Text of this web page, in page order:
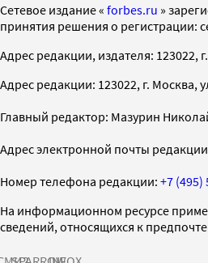
Cетевое издание « forbes.ru »
принятия решения о регистрации:
Адрес редакции, издателя: 123022,
Адрес редакции: 123022, г. Москва,
Главный редактор: Мазурин
Адрес электронной почты
Номер телефона редакции: +7 (495)
На информационном ресурсе
сведений, относящихся к